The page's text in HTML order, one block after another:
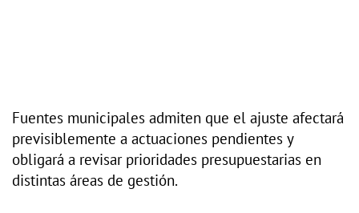
Fuentes municipales admiten que el ajuste afectará
previsiblemente a actuaciones pendientes y
obligará a revisar prioridades presupuestarias en
distintas áreas de gestión.